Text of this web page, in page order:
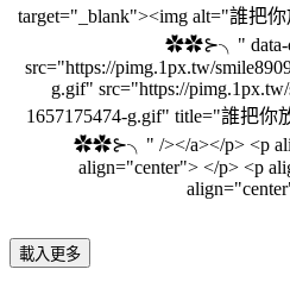
target="_blank"><img alt="誰把
✿✿⊱╮" data-
src="https://pimg.1px.tw/
g.gif" src="https://
1657175474-g.gif" title="誰把你
✿✿⊱╮" /></a></p> <p
align="center"> </p> <p
載入更多